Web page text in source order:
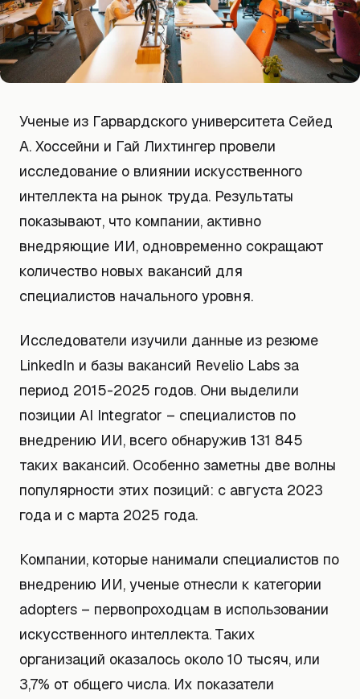
Ученые из Гарвардского университета Сейед
А. Хоссейни и Гай Лихтингер провели
исследование о влиянии искусственного
интеллекта на рынок труда. Результаты
показывают, что компании, активно
внедряющие ИИ, одновременно сокращают
количество новых вакансий для
специалистов начального уровня.
Исследователи изучили данные из резюме
LinkedIn и базы вакансий Revelio Labs за
период 2015-2025 годов. Они выделили
позиции AI Integrator – специалистов по
внедрению ИИ, всего обнаружив 131 845
таких вакансий. Особенно заметны две волны
популярности этих позиций: с августа 2023
года и с марта 2025 года.
Компании, которые нанимали специалистов по
внедрению ИИ, ученые отнесли к категории
adopters – первопроходцам в использовании
искусственного интеллекта. Таких
организаций оказалось около 10 тысяч, или
3,7% от общего числа. Их показатели